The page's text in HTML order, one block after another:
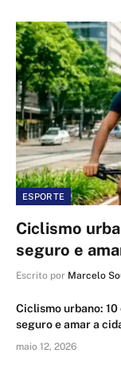
ESPORTE
Ciclismo
seguro e
Escrito por Marcelo
Ciclismo urbano:
seguro e amar a
maio 12, 2026